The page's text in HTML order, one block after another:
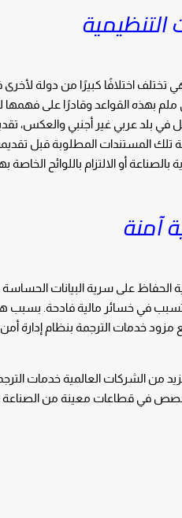
تختلف اختلافًا كبيرًا من دولة
بهذه القواعد وقادرًا على
في بلد عربي غير أجنبي والعكس،
تلك المستندات المطلوبة قبل
أو الالتزام باللوائح
آمنة
الحفاظ على سرية البيانات
في خسائر مالية فادحة. بسبب
مزود خدمات الترجمة بنظام
في قطاعات معينة من الصناعة